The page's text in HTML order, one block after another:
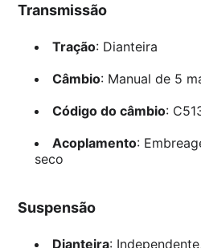
Transmissão
Tração: Dianteira
Câmbio: Manual de 5
Código do câmbio:
Acoplamento:
seco
Suspensão
Dianteira: